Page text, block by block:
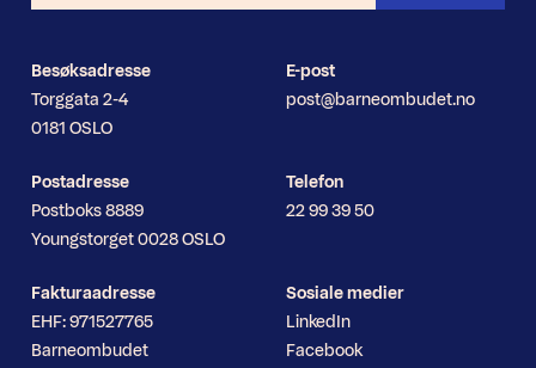
Besøksadresse
Torggata 2-4
0181 OSLO
Postadresse
Postboks 8889
Youngstorget 0028 OSLO
Fakturaadresse
EHF: 971527765
Barneombudet
E-post
post@barneombudet.no
Telefon
22 99 39 50
Sosiale medier
LinkedIn
Facebook